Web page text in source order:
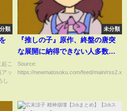
類
こ
ッ
未分類
『推しの子』原作、終盤の唐突
な展開に納得できない人多数で
大荒れへ
Source:
https://newmatosoku.com/feed/main/